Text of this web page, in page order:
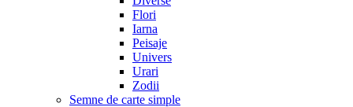
Flori
Iarna
Peisaje
Univers
Urari
Zodii
Semne de carte simple